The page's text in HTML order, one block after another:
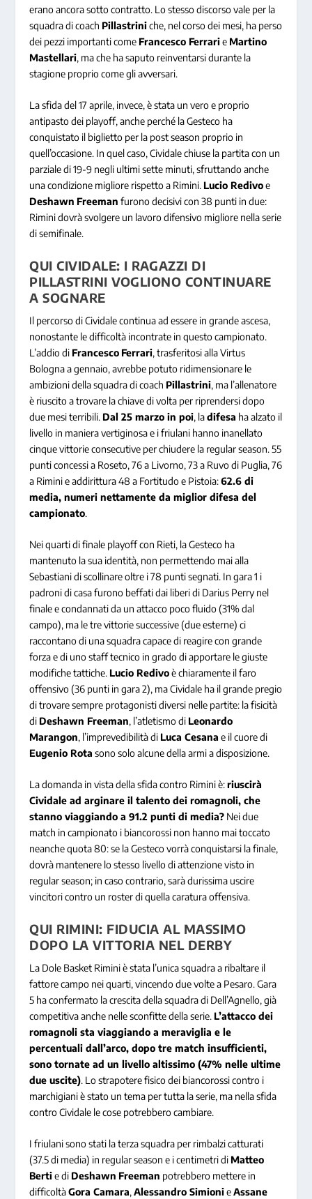
erano ancora sotto contratto. Lo stesso discorso vale per la
squadra di coach Pillastriniche, nel corso dei mesi, ha perso
dei pezzi importanti come Francesco Ferrarie Martino
Mastellari, ma che ha saputo reinventarsi durante la
stagione proprio come gli avversari.
La sfida del 17 aprile, invece, è stata un vero e proprio
antipasto dei playoff, anche perché la Gesteco ha
conquistato il biglietto per la post season proprio in
quell’occasione. In quel caso, Cividale chiuse la partita con un
parziale di 19-9 negli ultimi sette minuti, sfruttando anche
una condizione migliore rispetto a Rimini. Lucio Redivoe
Deshawn Freeman furono decisivi con 38 punti in due:
Rimini dovrà svolgere un lavoro difensivo migliore nella serie
di semifinale.
QUI CIVIDALE: I RAGAZZI DI
PILLASTRINI VOGLIONO CONTINUARE
A SOGNARE
Il percorso di Cividale continua ad essere in grande ascesa,
nonostante le difficoltà incontrate in questo campionato.
L’addio di Francesco Ferrari, trasferitosi alla Virtus
Bologna a gennaio, avrebbe potuto ridimensionare le
ambizioni della squadra di coach Pillastrini, ma l’allenatore
è riuscito a trovare la chiave di volta per riprendersi dopo
due mesi terribili. Dal 25 marzo in poi, ladifesa ha alzato il
livello in maniera vertiginosa e i friulani hanno inanellato
cinque vittorie consecutive per chiudere la regular season. 55
punti concessi a Roseto, 76 a Livorno, 73 a Ruvo di Puglia, 76
a Rimini e addirittura 48 a Fortitudo e Pistoia:62.6 di
media, numeri nettamente da miglior difesa del
campionato.
Nei quarti di finale playoff con Rieti, la Gesteco ha
mantenuto la sua identità, non permettendo mai alla
Sebastiani di scollinare oltre i 78 punti segnati. In gara 1 i
padroni di casa furono beffati dai liberi di Darius Perry nel
finale e condannati da un attacco poco fluido (31% dal
campo), ma le tre vittorie successive (due esterne) ci
raccontano di una squadra capace di reagire con grande
forza e di uno staff tecnico in grado di apportare le giuste
modifiche tattiche. Lucio Redivoè chiaramente il faro
offensivo (36 punti in gara 2), ma Cividale ha il grande pregio
di trovare sempre protagonisti diversi nelle partite: la fisicità
di Deshawn Freeman, l’atletismo di Leonardo
Marangon, l’imprevedibilità di Luca Cesana e il cuore di
Eugenio Rota sono solo alcune della armi a disposizione.
La domanda in vista della sfida contro Rimini è:riuscirà
Cividale ad arginare il talento dei romagnoli, che
stanno viaggiando a 91.2 punti di media? Nei due
match in campionato i biancorossi non hanno mai toccato
neanche quota 80: se la Gesteco vorrà conquistarsi la finale,
dovrà mantenere lo stesso livello di attenzione visto in
regular season; in caso contrario, sarà durissima uscire
vincitori contro un roster di quella caratura offensiva.
QUI RIMINI: FIDUCIA AL MASSIMO
DOPO LA VITTORIA NEL DERBY
La Dole Basket Rimini è stata l’unica squadra a ribaltare il
fattore campo nei quarti, vincendo due volte a Pesaro. Gara
5 ha confermato la crescita della squadra di Dell’Agnello, già
competitiva anche nelle sconfitte della serie. L’attacco dei
romagnoli sta viaggiando a meraviglia e le
percentuali dall’arco, dopo tre match insufficienti,
sono tornate ad un livello altissimo (47% nelle ultime
due uscite). Lo strapotere fisico dei biancorossi contro i
marchigiani è stato un tema per tutta la serie, ma nella sfida
contro Cividale le cose potrebbero cambiare.
I friulani sono stati la terza squadra per rimbalzi catturati
(37.5 di media) in regular season e i centimetri di Matteo
Bertie di Deshawn Freeman potrebbero mettere in
difficoltàGora Camara,Alessandro SimionieAssane